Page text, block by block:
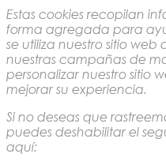
Estas cookies recopilan
forma agregada para
se utiliza nuestro sitio
nuestras campañas de
personalizar nuestro sitio
mejorar su experiencia.
Si no deseas que
puedes deshabilitar el
aquí: